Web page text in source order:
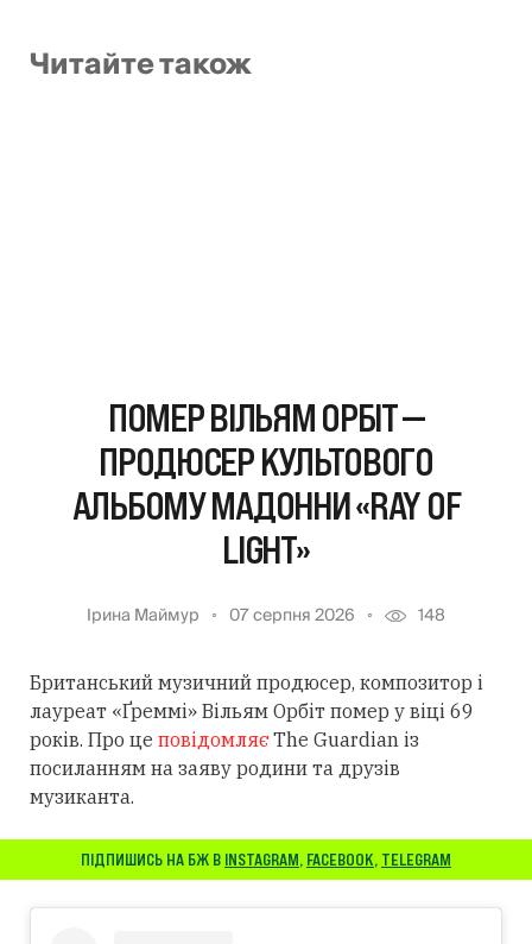
Читайте також
ПОМЕР ВІЛЬЯМ ОРБІТ —
ПРОДЮСЕР КУЛЬТОВОГО
АЛЬБОМУ МАДОННИ «RAY OF
LIGHT»
Ірина Маймур 07 серпня 2026 148
Британський музичний продюсер, композитор і
лауреат «Ґреммі» Вільям Орбіт помер у віці 69
років. Про це повідомляєThe Guardian із
посиланням на заяву родини та друзів
музиканта.
ПІДПИШИСЬ НА БЖ В INSTAGRAM, FACEBOOK, TELEGRAM